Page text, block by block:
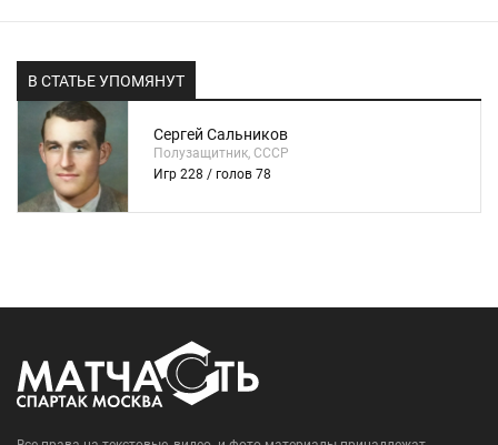
В СТАТЬЕ УПОМЯНУТ
Сергей Сальников
Полузащитник, СССР
Игр 228 / голов 78